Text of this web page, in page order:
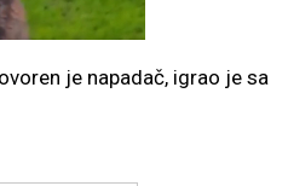
je napadač, igrao je sa